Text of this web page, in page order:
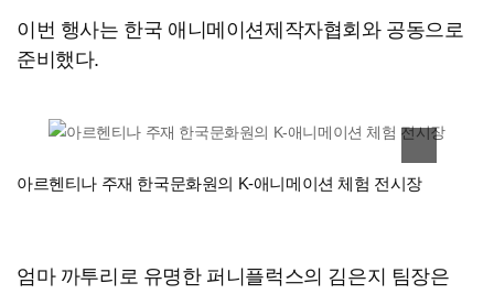
이번 행사는 한국 애니메이션제작자협회와 공동으로
준비했다.
아르헨티나 주재 한국문화원의 K-애니메이션 체험 전시장
엄마 까투리로 유명한 퍼니플럭스의 김은지 팀장은